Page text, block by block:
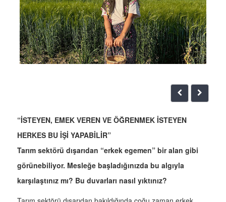
“İSTEYEN, EMEK VEREN VE ÖĞRENMEK İSTEYEN
HERKES BU İŞİ YAPABİLİR”
Tarım sektörü dışarıdan “erkek egemen” bir alan gibi
görünebiliyor. Mesleğe başladığınızda bu algıyla
karşılaştınız mı? Bu duvarları nasıl yıktınız?